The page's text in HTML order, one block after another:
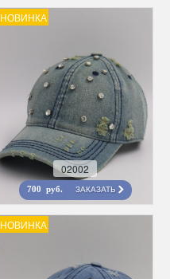
НОВИНКА
02002
700 руб. ЗАКАЗАТЬ
НОВИНКА